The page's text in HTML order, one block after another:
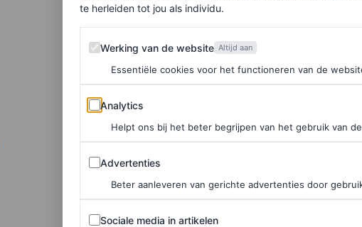
te herleiden tot jou als individu.
Werking van de website
Werking van de website Altijd aan
Essentiële cookies voor het functioneren van de
Analytics
Analytics
Helpt ons bij het beter begrijpen van het gebruik van
Advertenties
Advertenties
Beter aanleveren van gerichte advertenties door
Sociale media in artikelen
Sociale media in artikelen